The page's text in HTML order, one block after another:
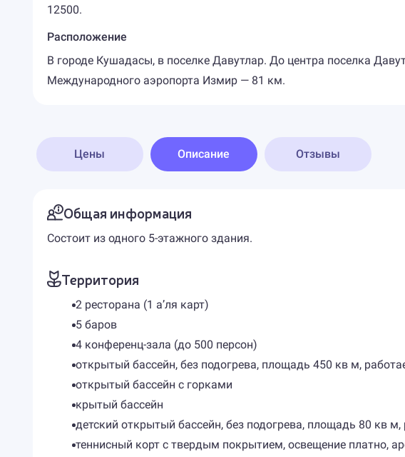
12500.
Расположение
В городе Кушадасы, в поселке Давутлар. До центра поселка
Международного аэропорта Измир — 81 км.
Цены Описание Отзывы
Общая информация
Состоит из одного 5-этажного здания.
Территория
2 ресторана (1 а’ля карт)
5 баров
4 конференц-зала (до 500 персон)
открытый бассейн, без подогрева, площадь 450 кв м,
открытый бассейн с горками
крытый бассейн
детский открытый бассейн, без подогрева, площадь 80 кв м,
теннисный корт с твердым покрытием, освещение платно,